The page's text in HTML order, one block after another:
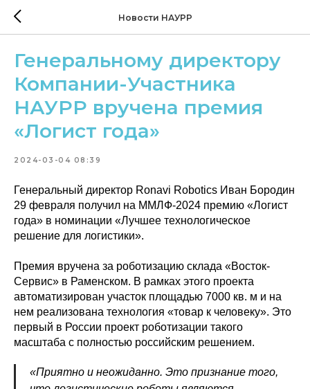
Новости НАУРР
Генеральному директору
Компании-Участника
НАУРР вручена премия
«Логист года»
2024-03-04 08:39
Генеральный директор Ronavi Robotics Иван Бородин
29 февраля получил на ММЛФ-2024 премию «Логист
года» в номинации «Лучшее технологическое
решение для логистики».
Премия вручена за роботизацию склада «Восток-
Сервис» в Раменском. В рамках этого проекта
автоматизирован участок площадью 7000 кв. м и на
нем реализована технология «товар к человеку». Это
первый в России проект роботизации такого
масштаба с полностью российским решением.
«Приятно и неожиданно. Это признание того,